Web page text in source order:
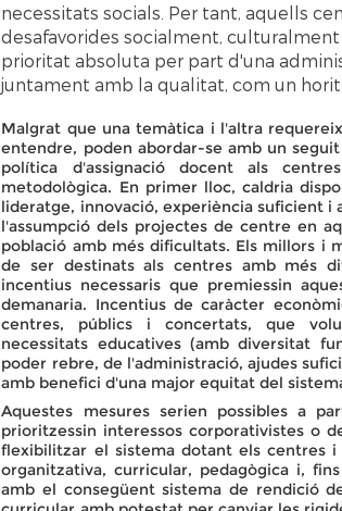
necessitats socials. Per tant, aquells
desafavorides socialment,
prioritat absoluta per part d'una
juntament amb la qualitat, com un
Malgrat que una temàtica i l'altra
entendre, poden abordar-se amb un
política d'assignació docent als
metodològica. En primer lloc, caldria
lideratge, innovació, experiència suficient i
l'assumpció dels projectes de centre en
població amb més dificultats. Els millors i
de ser destinats als centres amb més
incentius necessaris que premiessin
demanaria. Incentius de caràcter
centres, públics i concertats, que
necessitats educatives (amb diversitat
poder rebre, de l'administració, ajudes
amb benefici d'una major equitat del
Aquestes mesures serien possibles a
prioritzessin interessos corporativistes o
flexibilitzar el sistema dotant els centres
organitzativa, curricular, pedagògica i,
amb el consegüent sistema de rendició